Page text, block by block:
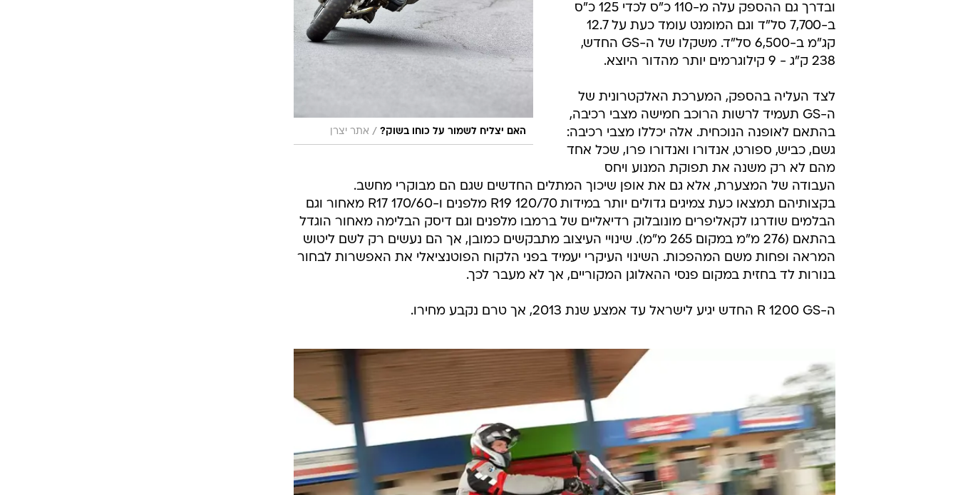
האם יצליח לשמור על כוחו בשוק? / אתר יצרן
ובדרך גם ההספק עלה מ-110 כ"ס לכדי 125 כ"ס
ב-7,700 סל"ד וגם המומנט עומד כעת על 12.7
קג"מ ב-6,500 סל"ד. משקלו של ה-GS החדש,
238 ק"ג - 9 קילוגרמים יותר מהדור היוצא.
לצד העליה בהספק, המערכת האלקטרונית של
ה-GS תעמיד לרשות הרוכב חמישה מצבי רכיבה,
בהתאם לאופנה הנוכחית. אלה יכללו מצבי רכיבה:
גשם, כביש, ספורט, אנדורו ואנדורו פרו, שכל אחד
מהם לא רק משנה את תפוקת המנוע ויחס
העבודה של המצערת, אלא גם את אופן שיכוך המתלים החדשים שגם הם מבוקרי מחשב.
בקצותיהם תמצאו כעת צמיגים גדולים יותר במידות 120/70 R19 מלפנים ו-170/60 R17 מאחור וגם
הבלמים שודרגו לקאליפרים מונובלוק רדיאליים של ברמבו מלפנים וגם דיסק הבלימה מאחור הוגדל
בהתאם (276 מ"מ במקום 265 מ"מ). שינויי העיצוב מתבקשים כמובן, אך הם נעשים רק לשם ליטוש
המראה ופחות משם המהפכות. השינוי העיקרי יעמיד בפני הלקוח הפוטנציאלי את האפשרות לבחור
בנורות לד בחזית במקום פנסי ההאלוגן המקוריים, אך לא מעבר לכך.
ה-R 1200 GS החדש יגיע לישראל עד אמצע שנת 2013, אך טרם נקבע מחירו.